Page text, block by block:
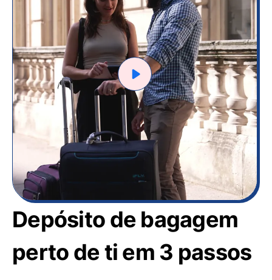
Depósito de bagagem
perto de ti em 3 passos